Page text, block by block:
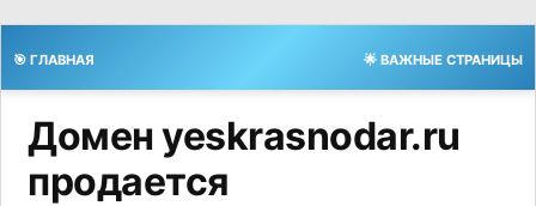
🎯 ГЛАВНАЯ 🌟 ВАЖНЫЕ СТРАНИЦЫ
Домен yeskrasnodar.ru
продается